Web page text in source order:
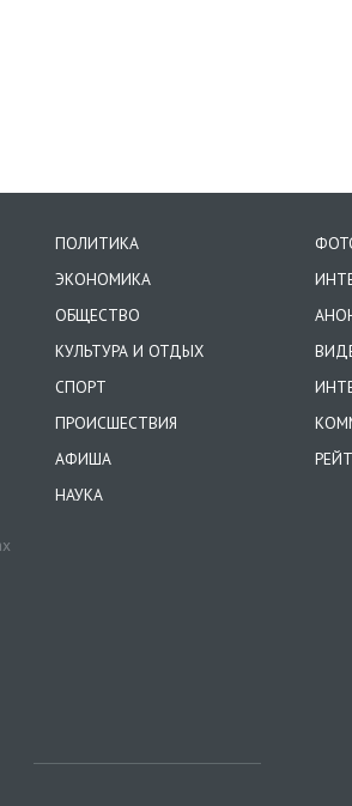
ПОЛИТИКА
ЭКОНОМИКА
ОБЩЕСТВО
КУЛЬТУРА И ОТДЫХ
СПОРТ
ПРОИСШЕСТВИЯ
АФИША
НАУКА